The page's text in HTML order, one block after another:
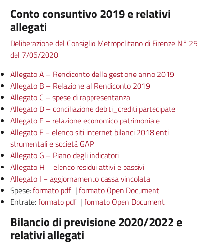
Conto consuntivo 2019 e relativi
allegati
Deliberazione del Consiglio Metropolitano di Firenze N° 25
del 7/05/2020
Allegato A – Rendiconto della gestione anno 2019
Allegato B – Relazione al Rendiconto 2019
Allegato C – spese di rappresentanza
Allegato D – conciliazione debiti_crediti partecipate
Allegato E – relazione economico patrimoniale
Allegato F – elenco siti internet bilanci 2018 enti
strumentali e società GAP
Allegato G – Piano degli indicatori
Allegato H – elenco residui attivi e passivi
Allegato I – aggiornamento cassa vincolata
Spese:formato pdf | formato Open Document
Entrate:formato pdf | formato Open Document
Bilancio di previsione 2020/2022 e
relativi allegati